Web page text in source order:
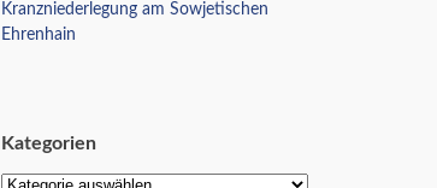
Kranzniederlegung am Sowjetischen
Ehrenhain
Kategorien